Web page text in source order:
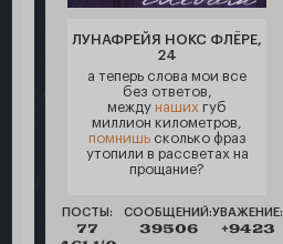
ЛУНАФРЕЙЯ НОКС ФЛЁРЕ,
24
а теперь слова мои все
без ответов,
между наших губ
миллион километров,
помнишьсколько фраз
утопили в рассветах на
прощание?
ПОСТЫ:
77
СООБЩЕНИЙ:
39506
УВАЖЕНИЕ:
+9423